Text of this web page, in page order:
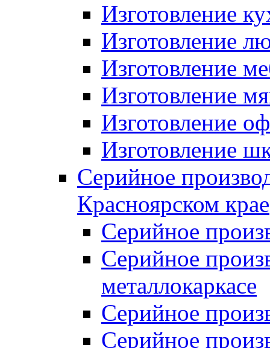
Изготовление
Изготовление
Изготовление
Изготовление
Изготовление
Изготовление
Серийное
Красноярском крае
Серийное
Серийное
металлокаркасе
Серийное
Серийное